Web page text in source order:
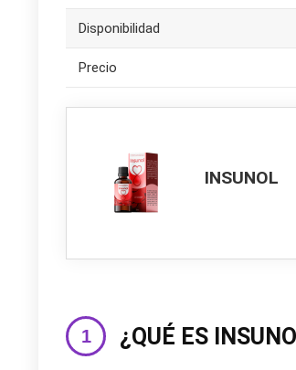
Disponibilidad
Precio
INSUNOL
¿QUÉ ES